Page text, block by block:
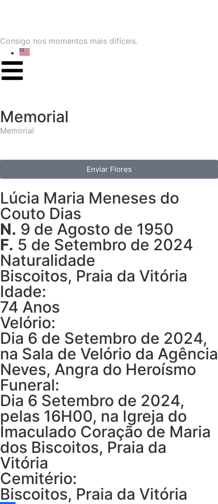
Consigo nos momentos mais difíceis.
Memorial
Memorial
Enviar Flores
Lúcia Maria Meneses do
Couto Dias
N. 9 de Agosto de 1950
F. 5 de Setembro de 2024
Naturalidade
Biscoitos, Praia da Vitória
Idade:
74 Anos
Velório:
Dia 6 de Setembro de 2024,
na Sala de Velório da Agência
Neves, Angra do Heroísmo
Funeral:
Dia 6 Setembro de 2024,
pelas 16H00, na Igreja do
Imaculado Coração de Maria
dos Biscoitos, Praia da
Vitória
Cemitério:
Biscoitos, Praia da Vitória